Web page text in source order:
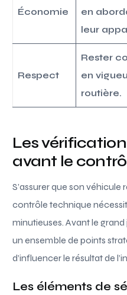
Économie
en
leur
Respect
Rester
en
routière.
Les
avant le
S’assurer que son
contrôle technique
minutieuses. Avant le
un ensemble de points
d’influencer le résultat de
Les éléments de